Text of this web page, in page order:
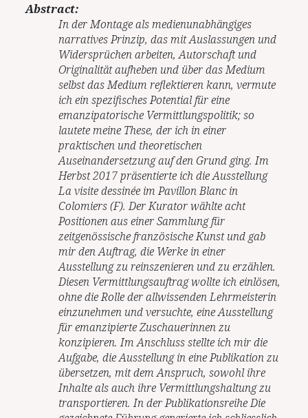
Abstract:
In der Montage als medienunabhängiges
narratives Prinzip, das mit Auslassungen und
Widersprüchen arbeiten, Autorschaft und
Originalität aufheben und über das Medium
selbst das Medium reflektieren kann, vermute
ich ein spezifisches Potential für eine
emanzipatorische Vermittlungspolitik; so
lautete meine These, der ich in einer
praktischen und theoretischen
Auseinandersetzung auf den Grund ging. Im
Herbst 2017 präsentierte ich die Ausstellung
La visite dessinée im Pavillon Blanc in
Colomiers (F). Der Kurator wählte acht
Positionen aus einer Sammlung für
zeitgenössische französische Kunst und gab
mir den Auftrag, die Werke in einer
Ausstellung zu reinszenieren und zu erzählen.
Diesen Vermittlungsauftrag wollte ich einlösen,
ohne die Rolle der allwissenden Lehrmeisterin
einzunehmen und versuchte, eine Ausstellung
für emanzipierte Zuschauerinnen zu
konzipieren. Im Anschluss stellte ich mir die
Aufgabe, die Ausstellung in eine Publikation zu
übersetzen, mit dem Anspruch, sowohl ihre
Inhalte als auch ihre Vermittlungshaltung zu
transportieren. In der Publikationsreihe Die